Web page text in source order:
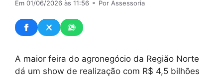
Em 01/06/2026 às 11:56 ⚬ Por Assessoria
A maior feira do agronegócio da Região Norte
dá um show de realização com R$ 4,5 bilhões